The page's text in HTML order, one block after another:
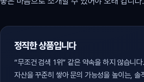
정직한 상품입니다
“무조건 검색 1위” 같은 약속을 하지 않습니
자산을 꾸준히 쌓아 문의 가능성을 높이는, 솔